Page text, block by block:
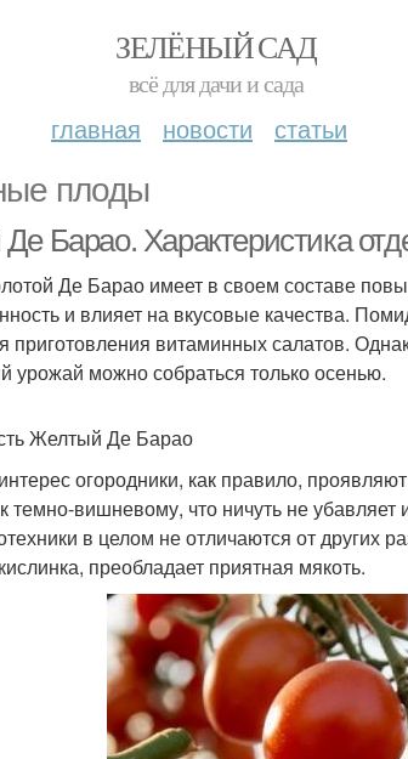
ЗЕЛЁНЫЙ САД
всё для дачи и сада
главная новости статьи
плоды
Барао. Характеристика
Де Барао имеет в своем составе
и влияет на вкусовые качества.
приготовления витаминных салатов.
урожай можно собраться только осенью.
Желтый Де Барао
огородники, как правило,
темно-вишневому, что ничуть не
в целом не отличаются от других
преобладает приятная мякоть.